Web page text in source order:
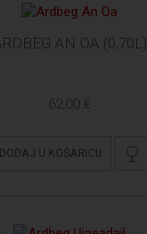
AN OA (0,70L)
62,00 €
DODAJ U KOŠARICU